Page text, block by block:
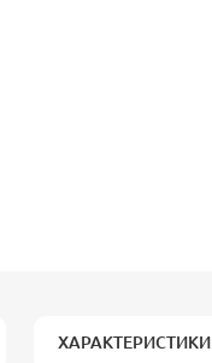
ХАРАКТЕРИСТИКИ